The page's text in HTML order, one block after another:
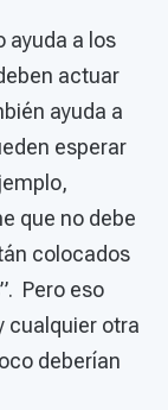
ayuda a los
actuar
ayuda a
esperar
que no debe
colocados
Pero eso
cualquier otra
deberían